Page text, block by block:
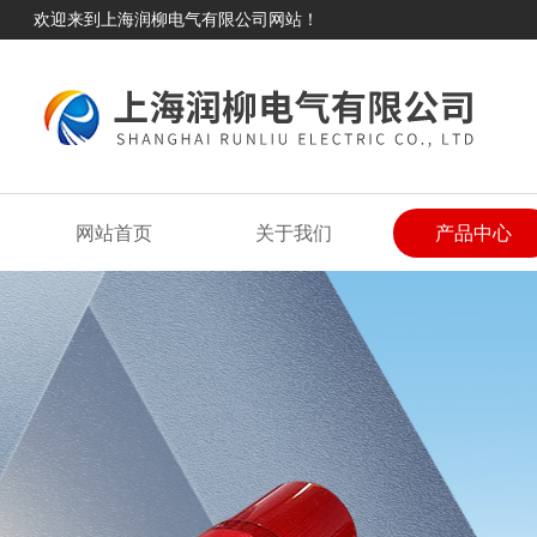
欢迎来到上海润柳电气有限公司网站！
网站首页 关于我们 产品中心